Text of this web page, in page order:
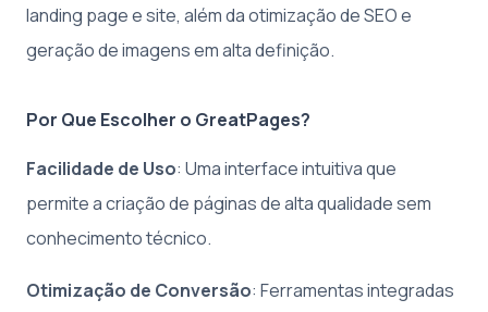
landing page e site, além da otimização de SEO e
geração de imagens em alta definição.
Por Que Escolher o GreatPages?
Facilidade de Uso: Uma interface intuitiva que
permite a criação de páginas de alta qualidade sem
conhecimento técnico.
Otimização de Conversão: Ferramentas integradas